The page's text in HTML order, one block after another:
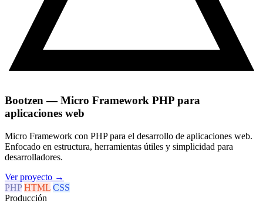
Bootzen — Micro Framework PHP para
aplicaciones web
Micro Framework con PHP para el desarrollo de aplicaciones web.
Enfocado en estructura, herramientas útiles y simplicidad para
desarrolladores.
Ver proyecto →
PHP HTML CSS
Producción